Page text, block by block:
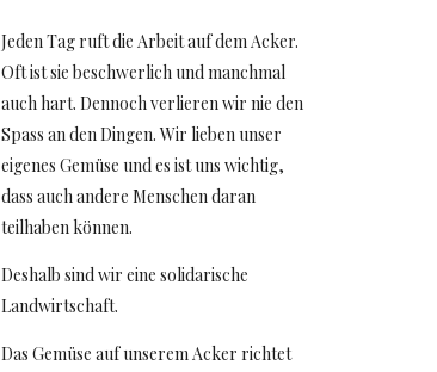
Jeden Tag ruft die Arbeit auf dem Acker.
Oft ist sie beschwerlich und manchmal
auch hart. Dennoch verlieren wir nie den
Spass an den Dingen. Wir lieben unser
eigenes Gemüse und es ist uns wichtig,
dass auch andere Menschen daran
teilhaben können.
Deshalb sind wir eine solidarische
Landwirtschaft.
Das Gemüse auf unserem Acker richtet